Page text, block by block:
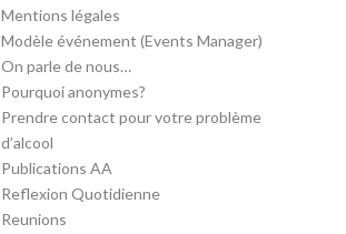
Mentions légales
Modèle événement (Events Manager)
On parle de nous…
Pourquoi anonymes?
Prendre contact pour votre problème
d’alcool
Publications AA
Reflexion Quotidienne
Reunions